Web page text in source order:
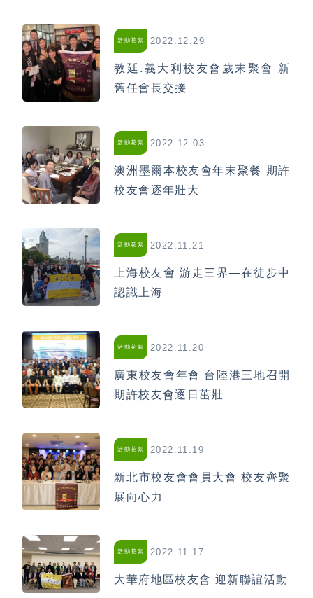
活動花絮 2022.12.29
教廷.義大利校友會歲末聚會 新
舊任會長交接
活動花絮 2022.12.03
澳洲墨爾本校友會年末聚餐 期許
校友會逐年壯大
活動花絮 2022.11.21
上海校友會 游走三界—在徒步中
認識上海
活動花絮 2022.11.20
廣東校友會年會 台陸港三地召開
期許校友會逐日茁壯
活動花絮 2022.11.19
新北市校友會會員大會 校友齊聚
展向心力
活動花絮 2022.11.17
大華府地區校友會 迎新聯誼活動